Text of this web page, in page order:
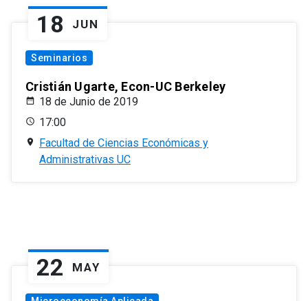
18 JUN
Seminarios
Cristián Ugarte, Econ-UC Berkeley
18 de Junio de 2019
17:00
Facultad de Ciencias Económicas y
Administrativas UC
22 MAY